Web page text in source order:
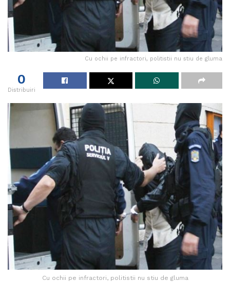
Cu ochii pe infractori, politistii nu stiu de gluma
0
Distribuiri
Cu ochii pe infractori, politistii nu stiu de gluma